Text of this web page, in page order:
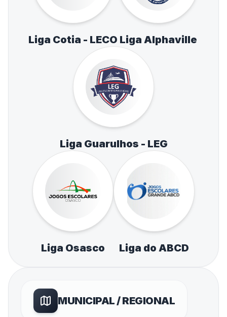
Liga Cotia - LECO Liga Alphaville
Liga Guarulhos - LEG
Liga Osasco Liga do ABCD
MUNICIPAL / REGIONAL